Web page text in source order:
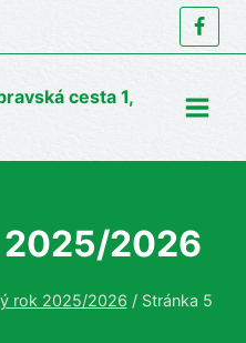
cesta 1,
2026
rok 2025/2026 / Stránka 5